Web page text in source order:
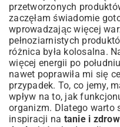
przetworzonych
zaczęłam świadomie
wprowadzając więcej
pełnoziarnistych
różnica była kolosalna.
więcej energii po
nawet poprawiła mi się
przypadek. To, co jemy,
wpływ na to, jak
organizm. Dlatego warto
inspiracji na tanie i